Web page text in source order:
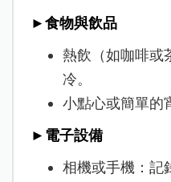
►食物與飲品
熱飲（如咖啡或
冷。
小點心或簡單的
►電子設備
相機或手機：記